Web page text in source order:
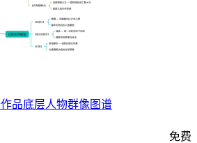
品底层人物群像图谱
免费